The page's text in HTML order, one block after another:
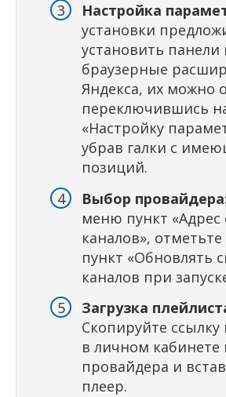
Настройка
установки
установить панели
браузерные
Яндекса, их можно
переключившись
«Настройку
убрав галки с
позиций.
Выбор
меню пункт «Адрес
каналов», отметьте
пункт «Обновлять
каналов при
Загрузка
Скопируйте ссылку
в личном кабинете
провайдера и
плеер.